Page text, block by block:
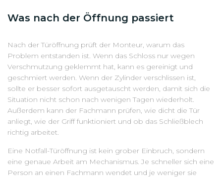
Was nach der Öffnung passiert
Nach der Türöffnung prüft der Monteur, warum das
Problem entstanden ist. Wenn das Schloss nur wegen
Verschmutzung geklemmt hat, kann es gereinigt und
geschmiert werden. Wenn der Zylinder verschlissen ist,
sollte er besser sofort ausgetauscht werden, damit sich die
Situation nicht schon nach wenigen Tagen wiederholt.
Außerdem kann der Fachmann prüfen, wie dicht die Tür
anliegt, wie der Griff funktioniert und ob das Schließblech
richtig arbeitet.
Eine Notfall-Türöffnung ist kein grober Einbruch, sondern
eine genaue Arbeit am Mechanismus. Je schneller sich eine
Person an einen Fachmann wendet und je weniger sie